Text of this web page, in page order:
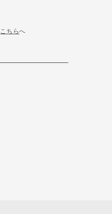
こちらへ